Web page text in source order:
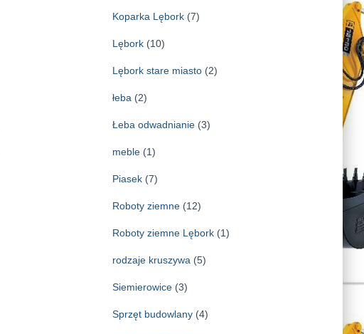
Koparka Lębork(7)
Lębork(10)
Lębork stare miasto(2)
łeba (2)
Łeba odwadnianie(3)
meble(1)
Piasek(7)
Roboty ziemne(12)
Roboty ziemne Lębork(1)
rodzaje kruszywa (5)
Siemierowice(3)
Sprzęt budowlany(4)